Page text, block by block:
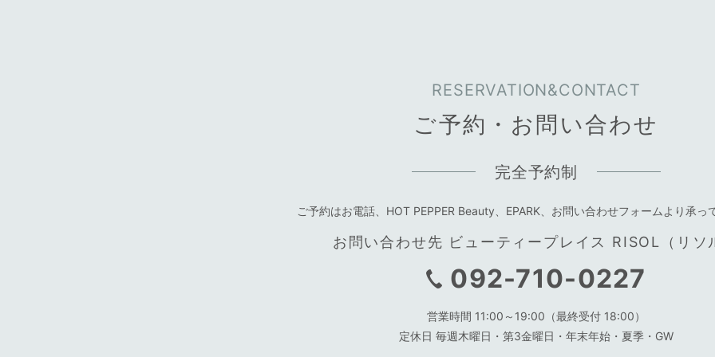
RESERVATION&CONTACT
ご予約・お問い合わせ
完全予約制
ご予約はお電話、 HOT PEPPER Beauty、EPARK、 お問い合わせフォームより承っ
お問い合わせ先 ビューティープレイス RISOL（リソ
092-710-0227
営業時間 11:00～19:00（最終受付 18:00）
定休日 毎週木曜日・第3金曜日・ 年末年始・夏季・GW